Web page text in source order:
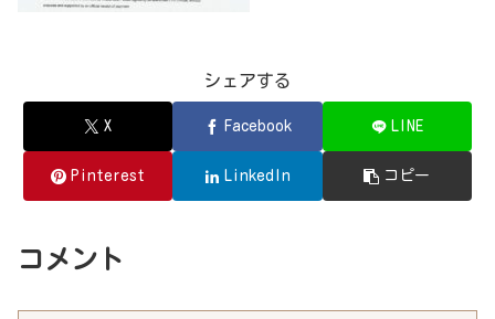
シェアする
X Facebook LINE
Pinterest LinkedIn コピー
コメント